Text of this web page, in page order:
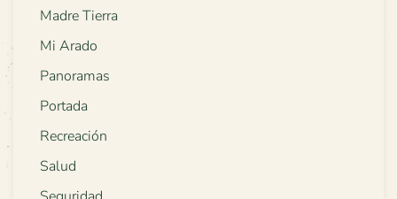
Madre Tierra
Mi Arado
Panoramas
Portada
Recreación
Salud